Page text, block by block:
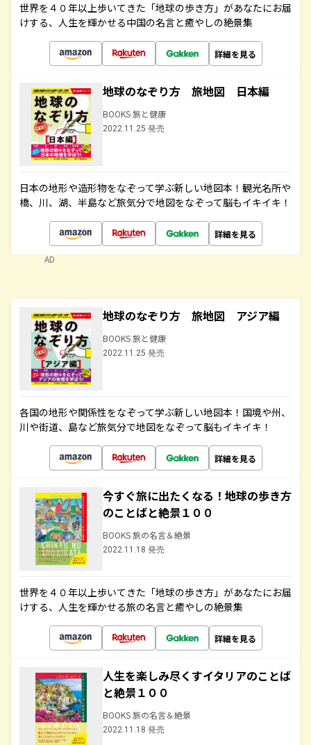
世界を４０年以上歩いてきた「地球の歩き方」があなたにお届
けする、人生を輝かせる中国の名言と癒やしの絶景集
詳細を見る
地球のなぞり方 旅地図 日本編
BOOKS 旅と健康
2022.11.25 発売
日本の地形や造形物をなぞって学ぶ新しい地図本！観光名所や
橋、川、湖、半島など旅気分で地図をなぞって脳もイキイキ！
詳細を見る
AD
地球のなぞり方 旅地図 アジア編
BOOKS 旅と健康
2022.11.25 発売
各国の地形や関係性をなぞって学ぶ新しい地図本！国境や州、
川や街道、島など旅気分で地図をなぞって脳もイキイキ！
詳細を見る
今すぐ旅に出たくなる！地球の歩き方
のことばと絶景１００
BOOKS 旅の名言＆絶景
2022.11.18 発売
世界を４０年以上歩いてきた「地球の歩き方」があなたにお届
けする、人生を輝かせる旅の名言と癒やしの絶景集
詳細を見る
人生を楽しみ尽くすイタリアのことば
と絶景１００
BOOKS 旅の名言＆絶景
2022.11.18 発売